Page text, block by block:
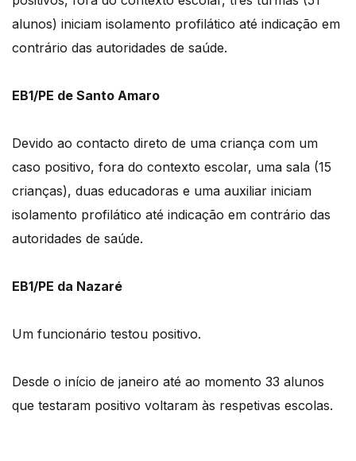
alunos) iniciam isolamento profilático até indicação em
contrário das autoridades de saúde.
EB1/PE de Santo Amaro
Devido ao contacto direto de uma criança com um
caso positivo, fora do contexto escolar, uma sala (15
crianças), duas educadoras e uma auxiliar iniciam
isolamento profilático até indicação em contrário das
autoridades de saúde.
EB1/PE da Nazaré
Um funcionário testou positivo.
Desde o início de janeiro até ao momento 33 alunos
que testaram positivo voltaram às respetivas escolas.